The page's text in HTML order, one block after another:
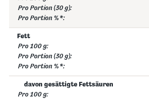
Fett
davon gesättigte Fettsäuren